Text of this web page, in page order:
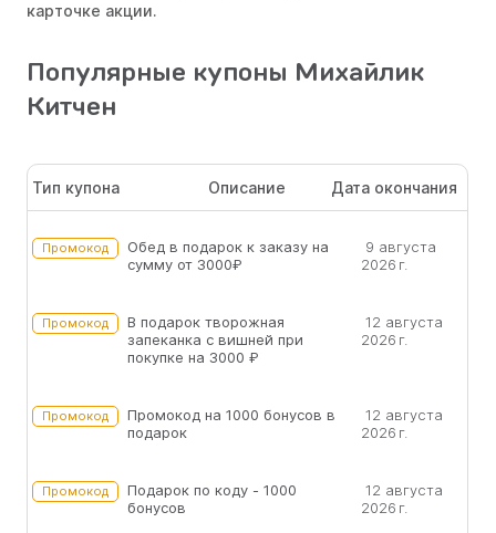
карточке акции.
Популярные купоны Михайлик
Китчен
Тип купона Описание Дата окончания
Промокод
Обед в подарок к заказу на
сумму от 3000₽
9 августа
2026 г.
Промокод
В подарок творожная
запеканка с вишней при
покупке на 3000 ₽
12 августа
2026 г.
Промокод
Промокод на 1000 бонусов в
подарок
12 августа
2026 г.
Промокод
Подарок по коду - 1000
бонусов
12 августа
2026 г.